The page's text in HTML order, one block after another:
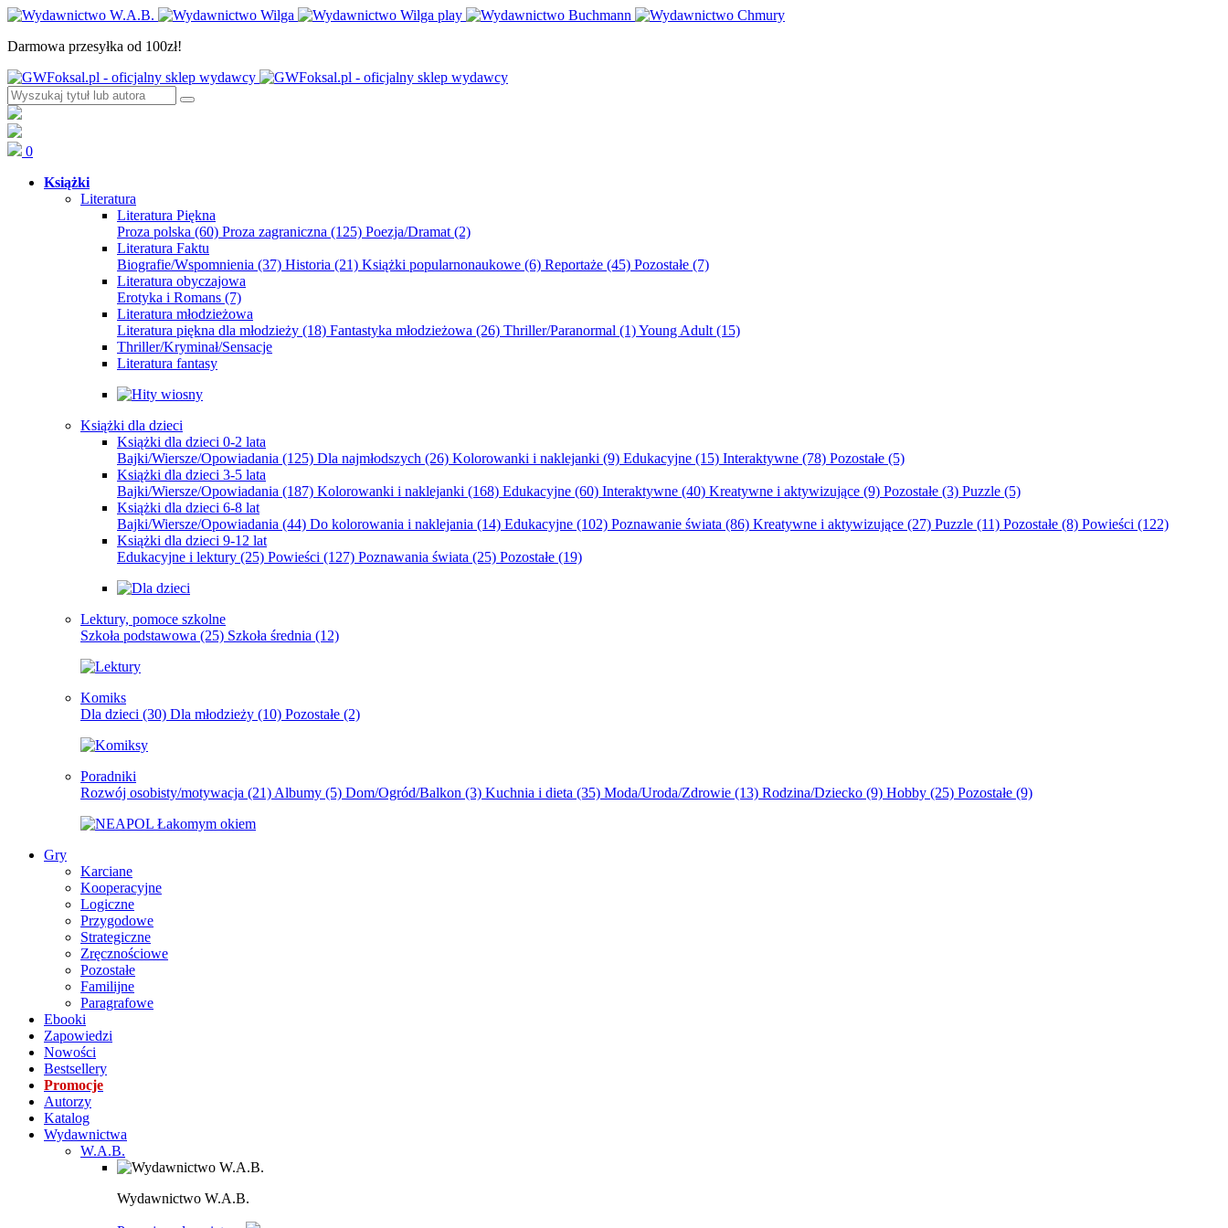
Darmowa przesyłka od 100zł!
0
Książki
Literatura
Literatura Piękna
Proza polska (60) Proza zagraniczna (125) Poezja/Dramat (2)
Literatura Faktu
Biografie/Wspomnienia (37) Historia (21) Książki popularnonaukowe (6) Reportaże (45) Pozostałe (7)
Literatura obyczajowa
Erotyka i Romans (7)
Literatura młodzieżowa
Literatura piękna dla młodzieży (18) Fantastyka młodzieżowa (26) Thriller/Paranormal (1)Young Adult (15)
Thriller/Kryminał/Sensacje
Literatura fantasy
Książki dla dzieci
Książki dla dzieci 0-2 lata
Bajki/Wiersze/Opowiadania (125) Dla najmłodszych (26) Kolorowanki i naklejanki (9) Edukacyjne (15) Interaktywne (78) Pozostałe (5)
Książki dla dzieci 3-5 lata
Bajki/Wiersze/Opowiadania (187) Kolorowanki i naklejanki (168) Edukacyjne (60) Interaktywne (40) Kreatywne i aktywizujące (9) Pozostałe (3) Puzzle (5)
Książki dla dzieci 6-8 lat
Bajki/Wiersze/Opowiadania (44) Do kolorowania i naklejania (14) Edukacyjne (102) Poznawanie świata (86) Kreatywne i aktywizujące (27) Puzzle (11) Pozostałe (8) Powieści (122)
Książki dla dzieci 9-12 lat
Edukacyjne i lektury (25) Powieści (127) Poznawania świata (25) Pozostałe (19)
Lektury, pomoce szkolne
Szkoła podstawowa (25) Szkoła średnia (12)
Komiks
Dla dzieci (30) Dla młodzieży (10) Pozostałe (2)
Poradniki
Rozwój osobisty/motywacja (21) Albumy (5) Dom/Ogród/Balkon (3) Kuchnia i dieta (35) Moda/Uroda/Zdrowie (13) Rodzina/Dziecko (9) Hobby (25) Pozostałe (9)
Gry
Karciane
Kooperacyjne
Logiczne
Przygodowe
Strategiczne
Zręcznościowe
Pozostałe
Familijne
Paragrafowe
Ebooki
Zapowiedzi
Nowości
Bestsellery
Promocje
Autorzy
Katalog
Wydawnictwa
W.A.B.
Wydawnictwo W.A.B.